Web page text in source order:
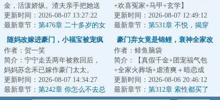
金，活泼娇纵。渣夫亲手把她送
进监狱，只因误会她杀害了他的
白月光。三年黑...
更新时间：2026-08-07 13:27:22
最新章节： 第476章 二十多岁的女
总裁
+欢喜冤家+马甲+玄学】
&lt;br/&gt;谢明月替皇帝挡箭重
伤，为家族换来世袭爵...
更新时间：2026-08-07 12:49:12
最新章节： 第531章 不悦，揭穿
随妈改嫁进豪门，小福宝被宠疯
作者：贺一笑
简介：宁宁走丢两年被救回后，
妈妈苏念禾已嫁作豪门太太。
&lt;br/&gt;然而这个豪门，是个运
势破败、千疮...
更新时间：2026-08-07 14:34:27
最新章节： 第242章 你怎么不去总
豪门弃女竟是锦鲤，衰神全家改
命啦
作者：鲱鱼脑袋
简介：【真假千金+团宠福气包
+全家火葬场+虐渣爽＋暗恋成
真】&lt;br/&gt;栀栀是江城陆家最
受宠的养女，无...
更新时间：2026-08-06 20:46:12
最新章节： 第312章 索性都买了